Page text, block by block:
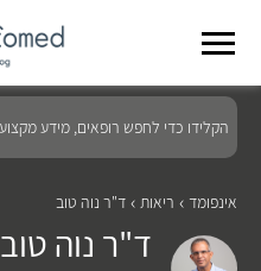
הקלידו
כדי
לחפש
מקצועי,
פורומים
ועוד...
אינפומד ריאות ד"ר נוה טוב
ד"ר נוה טוב